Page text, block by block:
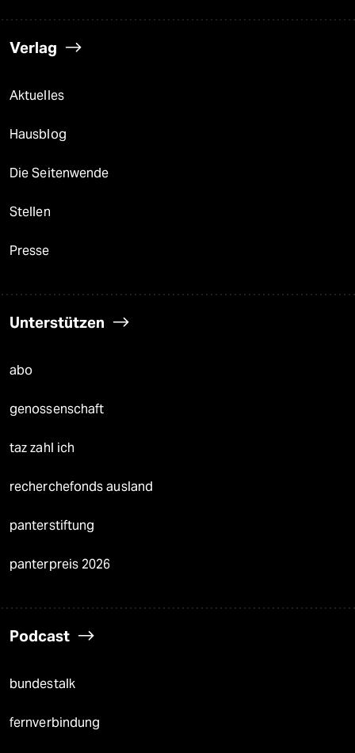
Verlag
Aktuelles
Hausblog
Die Seitenwende
Stellen
Presse
Unterstützen
abo
genossenschaft
taz zahl ich
recherchefonds ausland
panterstiftung
panterpreis 2026
Podcast
bundestalk
fernverbindung